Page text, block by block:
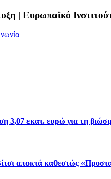
| Ευρωπαϊκό
3,07 εκατ. ευρώ για τη
αποκτά καθεστώς